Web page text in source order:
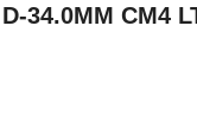
34.0MM CM4